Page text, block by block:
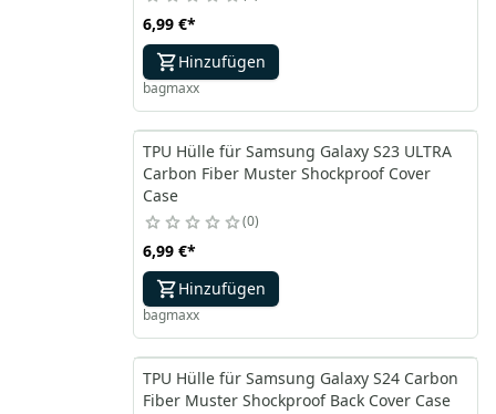
6,99 €*
Hinzufügen
bagmaxx
TPU Hülle für Samsung Galaxy S23 ULTRA
Carbon Fiber Muster Shockproof Cover
Case
0
6,99 €*
Hinzufügen
bagmaxx
TPU Hülle für Samsung Galaxy S24 Carbon
Fiber Muster Shockproof Back Cover Case